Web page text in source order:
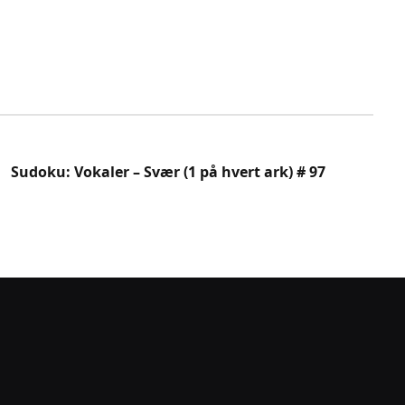
Sudoku: Vokaler – Svær (1 på hvert ark) # 97